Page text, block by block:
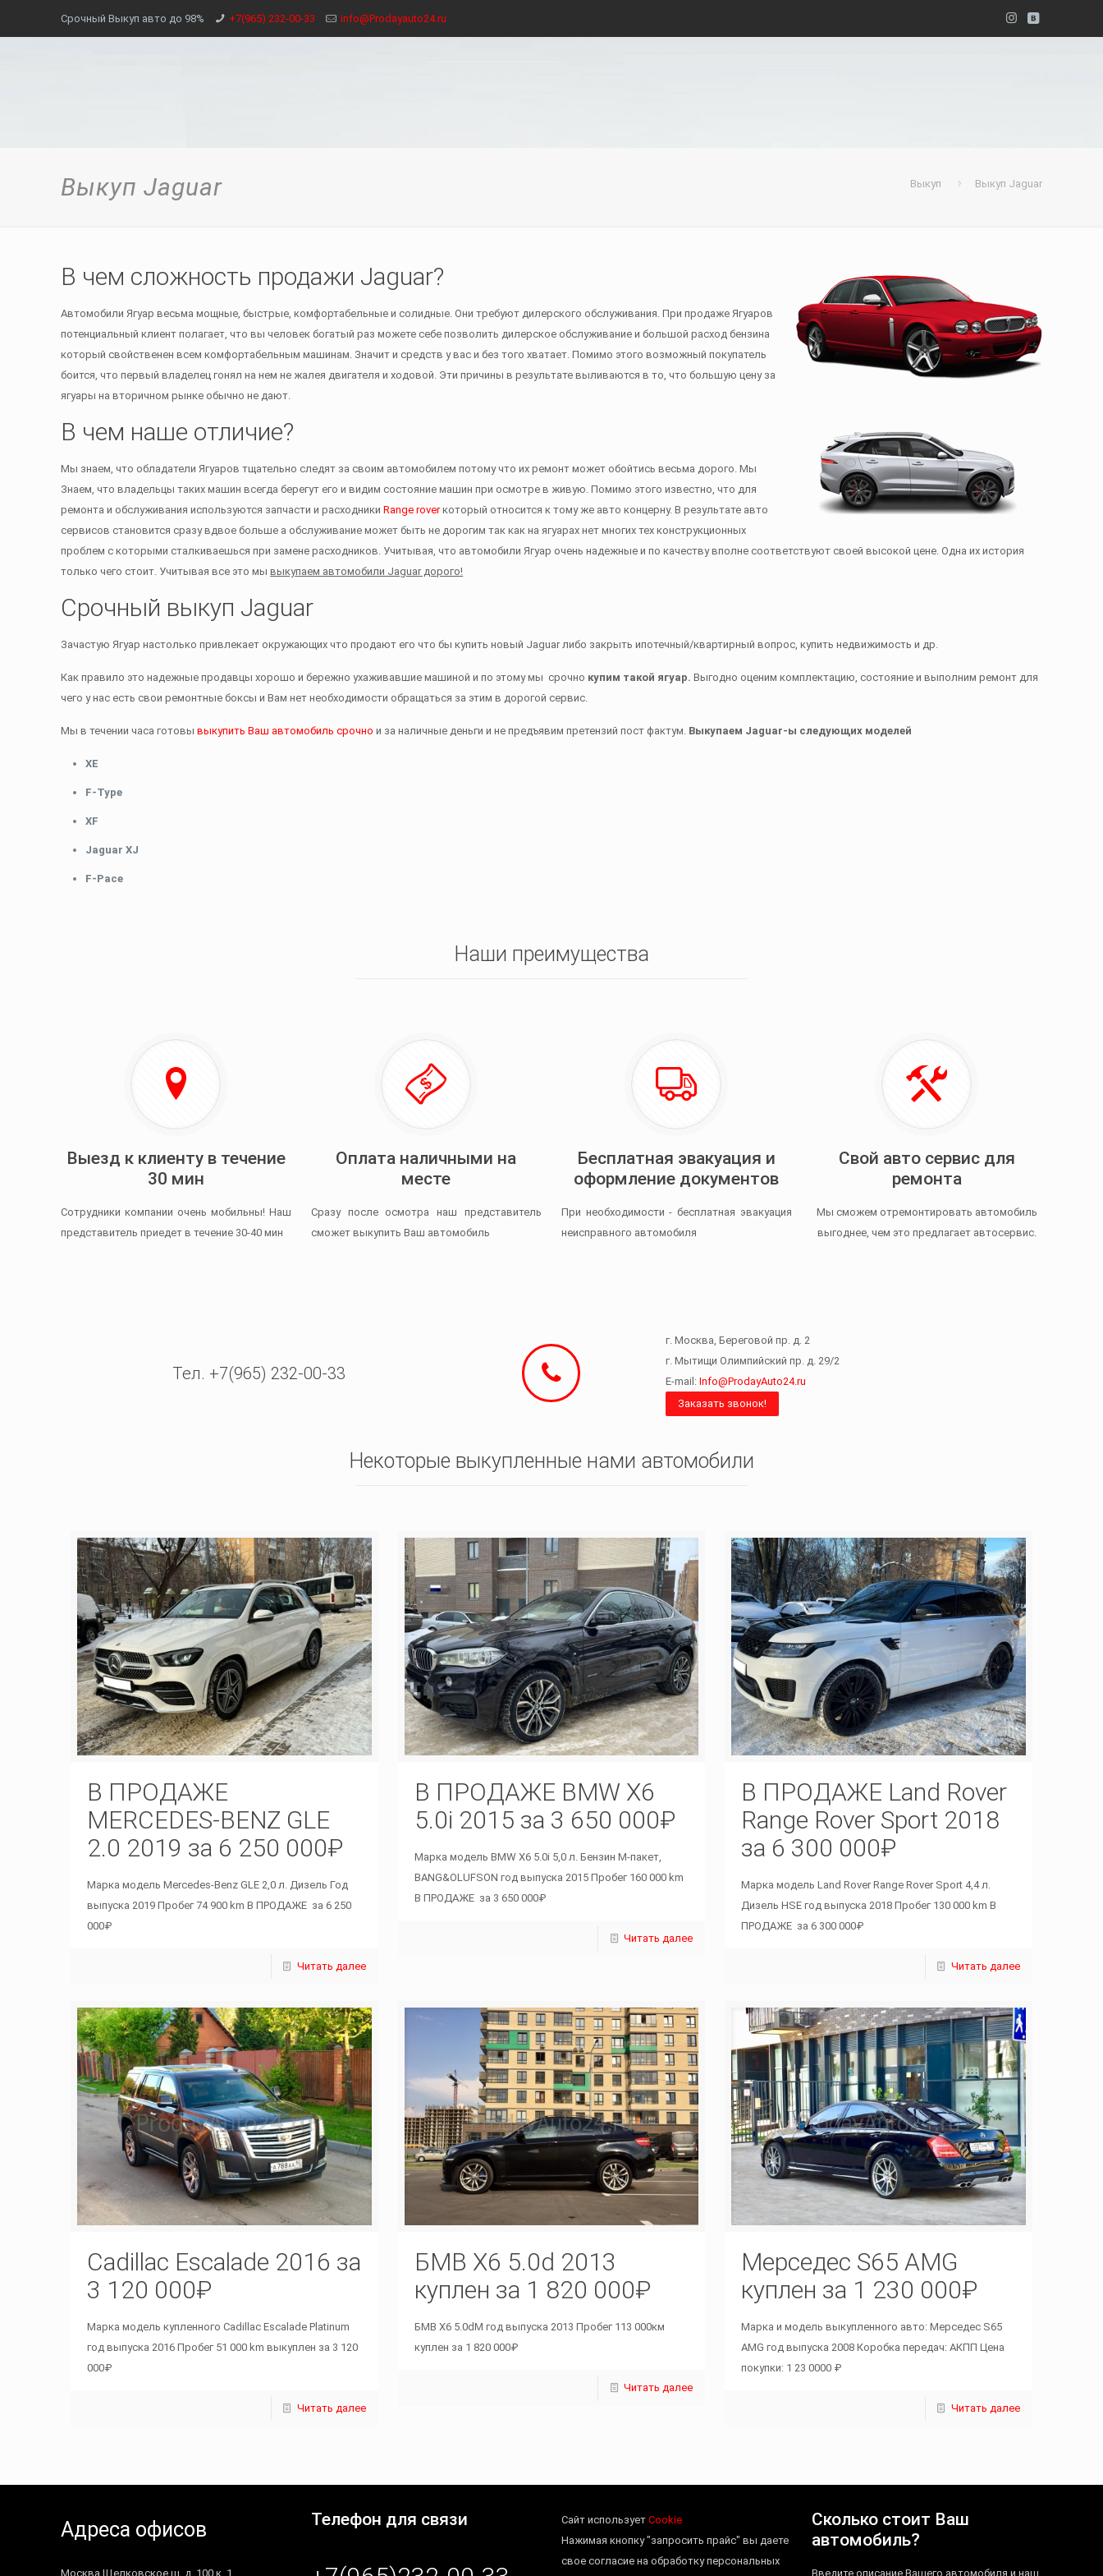
Срочный Выкуп авто до 98% +7(965) 232-00-33 info@Prodayauto24.ru
Выкуп Jaguar Выкуп Выкуп Jaguar
В чем сложность продажи Jaguar?
Автомобили Ягуар весьма мощные, быстрые, комфортабельные и солидные. Они требуют дилерского обслуживания. При продаже Ягуаров
потенциальный клиент полагает, что вы человек богатый раз можете себе позволить дилерское обслуживание и большой расход бензина
который свойственен всем комфортабельным машинам. Значит и средств у вас и без того хватает. Помимо этого возможный покупатель
боится, что первый владелец гонял на нем не жалея двигателя и ходовой. Эти причины в результате выливаются в то, что большую цену за
ягуары на вторичном рынке обычно не дают.
В чем наше отличие?
Мы знаем, что обладатели Ягуаров тщательно следят за своим автомобилем потому что их ремонт может обойтись весьма дорого. Мы
Знаем, что владельцы таких машин всегда берегут его и видим состояние машин при осмотре в живую. Помимо этого известно, что для
ремонта и обслуживания используются запчасти и расходникиRange roverкоторый относится к тому же авто концерну. В результате авто
сервисов становится сразу вдвое больше а обслуживание может быть не дорогим так как на ягуарах нет многих тех конструкционных
проблем с которыми сталкиваешься при замене расходников. Учитывая, что автомобили Ягуар очень надежные и по качеству вполне соответствуют своей высокой цене. Одна их история
только чего стоит. Учитывая все это мывыкупаем автомобили Jaguar дорого!
Срочный выкуп Jaguar
Зачастую Ягуар настолько привлекает окружающих что продают его что бы купить новый Jaguar либо закрыть ипотечный/квартирный вопрос, купить недвижимость и др.
Как правило это надежные продавцы хорошо и бережно ухаживавшие машиной и по этому мы срочно купим такой ягуар.Выгодно оценим комплектацию, состояние и выполним ремонт для
чего у нас есть свои ремонтные боксы и Вам нет необходимости обращаться за этим в дорогой сервис.
Мы в течении часа готовывыкупить Ваш автомобиль срочно и за наличные деньги и не предъявим претензий пост фактум. Выкупаем ‎Jaguar-ы следующих моделей
XE
F-Type
XF
Jaguar XJ
F-Pace
Наши преимущества
Выезд к клиенту в течение
30 мин
Сотрудники компании очень мобильны! Наш
представитель приедет в течение 30-40 мин
Оплата наличными на
месте
Сразу после осмотра наш представитель
сможет выкупить Ваш автомобиль
Бесплатная эвакуация и
оформление документов
При необходимости - бесплатная эвакуация
неисправного автомобиля
Свой авто сервис для
ремонта
Мы сможем отремонтировать автомобиль
выгоднее, чем это предлагает автосервис.
Тел. +7(965) 232-00-33
г. Москва, Береговой пр. д. 2
г. Мытищи Олимпийский пр. д. 29/2
E-mail:Info@ProdayAuto24.ru
Заказать звонок!
Некоторые выкупленные нами автомобили
В ПРОДАЖЕ
MERCEDES-BENZ GLE
2.0 2019 за 6 250 000₽
Марка модель Mercedes-Benz GLE 2,0 л. Дизель Год
выпуска 2019 Пробег 74 900 km В ПРОДАЖЕ за 6 250
000₽
Читать далее
В ПРОДАЖЕ BMW X6
5.0i 2015 за 3 650 000₽
Марка модель BMW X6 5.0i 5,0 л. Бензин M-пакет,
BANG&OLUFSON год выпуска 2015 Пробег 160 000 km
В ПРОДАЖЕ за 3 650 000₽
Читать далее
В ПРОДАЖЕ Land Rover
Range Rover Sport 2018
за 6 300 000₽
Марка модель Land Rover Range Rover Sport 4,4 л.
Дизель HSE год выпуска 2018 Пробег 130 000 km В
ПРОДАЖЕ за 6 300 000₽
Читать далее
Cadillac Escalade 2016 за
3 120 000₽
Марка модель купленного Cadillac Escalade Platinum
год выпуска 2016 Пробег 51 000 km выкуплен за 3 120
000₽
Читать далее
БМВ Х6 5.0d 2013
куплен за 1 820 000₽
БМВ Х6 5.0dM год выпуска 2013 Пробег 113 000км
куплен за 1 820 000₽
Читать далее
Мерседес S65 AMG
куплен за 1 230 000₽
Марка и модель выкупленного авто: Мерседес S65
AMG год выпуска 2008 Коробка передач: АКПП Цена
покупки: 1 23 0000 ₽
Читать далее
Адреса офисов
Москва Щелковское ш. д. 100 к. 1
Телефон для связи Сайт используетCookie
Нажимая кнопку "запросить прайс" вы даете
свое согласие на обработку персональных
Сколько стоит Ваш
автомобиль?
Введите описание Вашего автомобиля и наш